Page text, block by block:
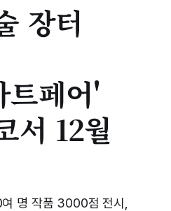
장터
트페어'
서 12월
명 작품 3000점 전시,